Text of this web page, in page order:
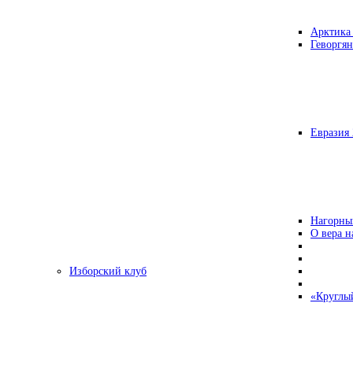
Евразия
О вера
Изборский клуб